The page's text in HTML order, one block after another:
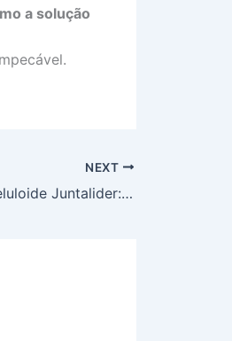
a solução
NEXT
Espátula de Celuloide Juntalider: Inovação e Qualidade nos Acabamentos